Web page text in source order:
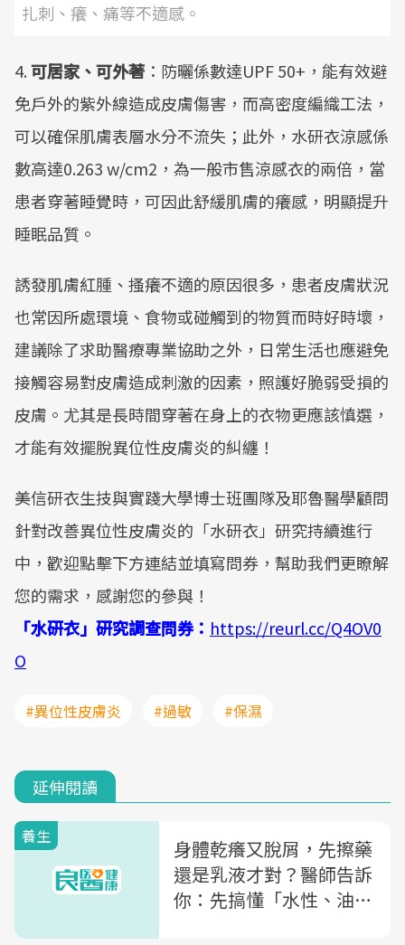
扎刺、癢、痛等不適感。
4.可居家、可外著 ：防曬係數達UPF 50+，能有效避
免戶外的紫外線造成皮膚傷害，而高密度編織工法，
可以確保肌膚表層水分不流失；此外，水研衣涼感係
數高達0.263 w/cm2，為一般市售涼感衣的兩倍，當
患者穿著睡覺時，可因此舒緩肌膚的癢感，明顯提升
睡眠品質。
誘發肌膚紅腫、搔癢不適的原因很多，患者皮膚狀況
也常因所處環境、食物或碰觸到的物質而時好時壞，
建議除了求助醫療專業協助之外，日常生活也應避免
接觸容易對皮膚造成刺激的因素，照護好脆弱受損的
皮膚。尤其是長時間穿著在身上的衣物更應該慎選，
才能有效擺脫異位性皮膚炎的糾纏！
美信研衣生技與實踐大學博士班團隊及耶魯醫學顧問
針對改善異位性皮膚炎的「水研衣」研究持續進行
中，歡迎點擊下方連結並填寫問券，幫助我們更瞭解
您的需求，感謝您的參與！
「水研衣」研究調查問券： https://reurl.cc/Q4OV0
O
#異位性皮膚炎 #過敏 #保濕
延伸閱讀
養生
身體乾癢又脫屑，先擦藥
還是乳液才對？醫師告訴
你：先搞懂「水性、油